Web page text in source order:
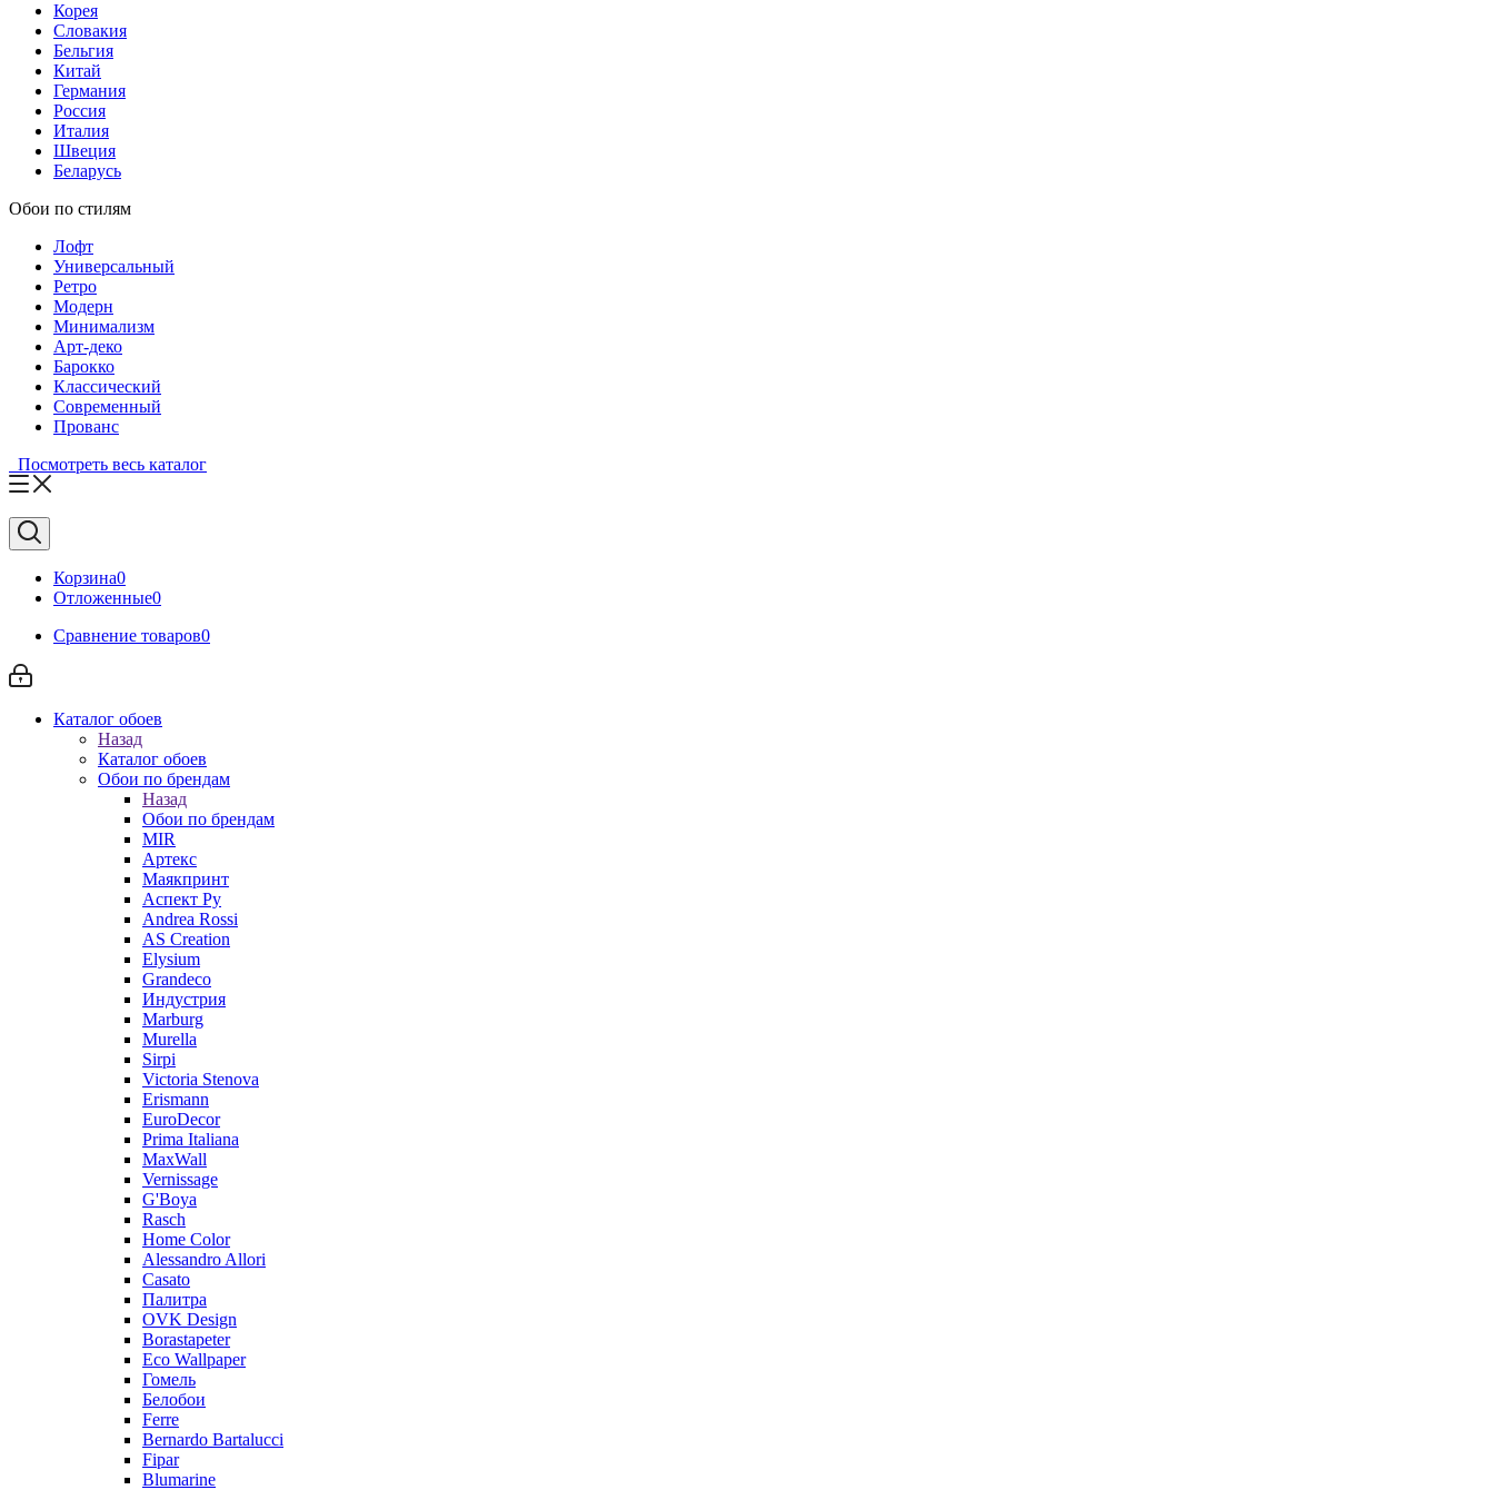
Корея
Словакия
Бельгия
Китай
Германия
Россия
Италия
Швеция
Беларусь
Обои по стилям
Лофт
Универсальный
Ретро
Модерн
Минимализм
Арт-деко
Барокко
Классический
Современный
Прованс
Посмотреть весь каталог
Корзина0
Отложенные0
Сравнение товаров0
Каталог обоев
Назад
Каталог обоев
Обои по брендам
Назад
Обои по брендам
MIR
Артекс
Маякпринт
Аспект Ру
Andrea Rossi
AS Creation
Elysium
Grandeco
Индустрия
Marburg
Murella
Sirpi
Victoria Stenova
Erismann
EuroDecor
Prima Italiana
MaxWall
Vernissage
G'Boya
Rasch
Home Color
Alessandro Allori
Casato
Палитра
OVK Design
Borastapeter
Eco Wallpaper
Гомель
Белобои
Ferre
Bernardo Bartalucci
Fipar
Blumarine